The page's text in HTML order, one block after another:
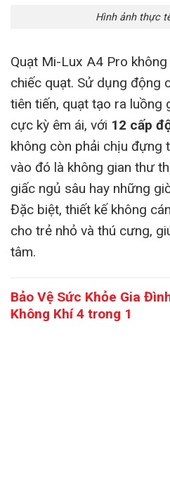
Hình ảnh thực
Quạt Mi-Lux A4 Pro
chiếc quạt. Sử dụng động
tiên tiến, quạt tạo ra luồng
cực kỳ êm ái, với 12 cấp
không còn phải chịu đựng
vào đó là không gian thư
giấc ngủ sâu hay những
Đặc biệt, thiết kế không
cho trẻ nhỏ và thú cưng,
tâm.
Bảo Vệ Sức Khỏe Gia
Không Khí 4 trong 1